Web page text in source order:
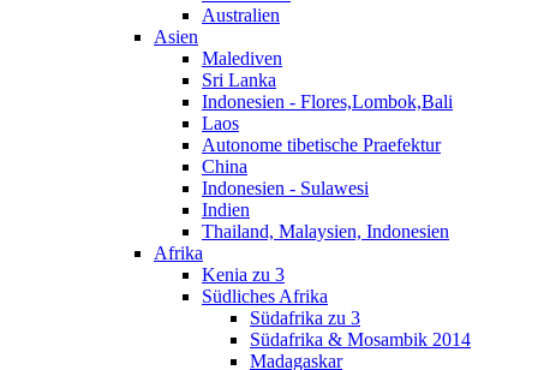
Australien
Asien
Malediven
Sri Lanka
Indonesien - Flores,Lombok,Bali
Laos
Autonome tibetische Praefektur
China
Indonesien - Sulawesi
Indien
Thailand, Malaysien, Indonesien
Afrika
Kenia zu 3
Südliches Afrika
Südafrika zu 3
Südafrika & Mosambik 2014
Madagaskar